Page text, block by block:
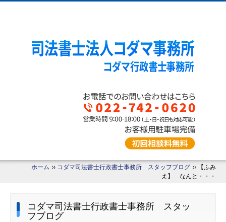
ホーム コダマ司法書士行政書士事務所 スタッフブログ
【ふみ
え】 なんと・・・
コダマ司法書士行政書士事務所 スタッ
フブログ